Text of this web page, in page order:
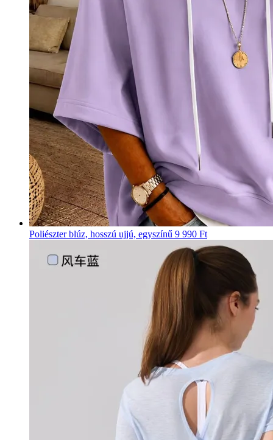
Poliészter blúz, hosszú ujjú, egyszínű 9 990 Ft